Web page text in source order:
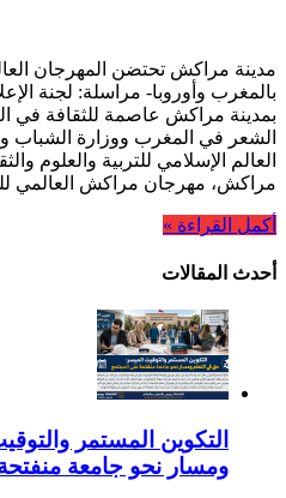
مدينة مراكش تحتضن المهرجان
بالمغرب وأوروبا- مراسلة: لجنة
الشعر في المغرب ووزارة الشباب
العالم الإسلامي للتربية والعلوم
مراكش، مهرجان مراكش العالمي للشعر
أكمل القراءة »
أحدث المقالات
التكوين المستمر
ومسار نحو جامعة